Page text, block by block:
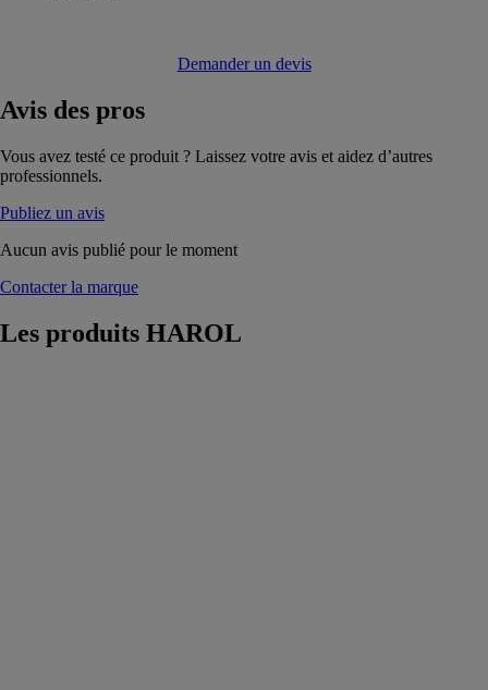
Demander un devis
Avis des pros
Vous avez testé ce produit ? Laissez votre avis et aidez d’autres
professionnels.
Publiez un avis
Aucun avis publié pour le moment
Contacter la marque
Les produits HAROL